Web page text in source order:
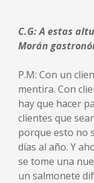
C.G: A estas
Morán
P.M: Con un
mentira. Con
hay que hacer
clientes que
porque esto no
días al año. Y
se tome una
un salmonete